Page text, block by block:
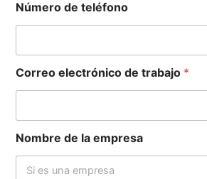
Número de teléfono
Correo electrónico de trabajo *
Nombre de la empresa